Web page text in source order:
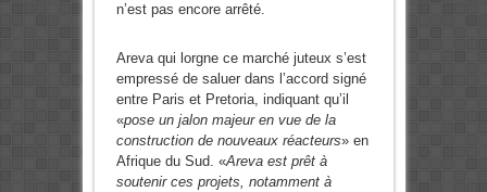
n’est pas encore arrêté.
Areva qui lorgne ce marché juteux s’est
empressé de saluer dans l’accord signé
entre Paris et Pretoria, indiquant qu’il
«pose un jalon majeur en vue de la
construction de nouveaux réacteurs» en
Afrique du Sud. «Areva est prêt à
soutenir ces projets, notamment à